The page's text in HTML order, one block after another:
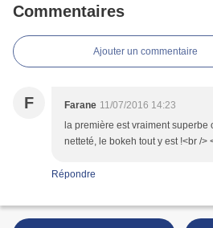
Commentaires
Ajouter un commentaire
F Farane 11/07/2016 14:23
la première est vraiment superbe
netteté, le bokeh tout y est !<br />
Répondre